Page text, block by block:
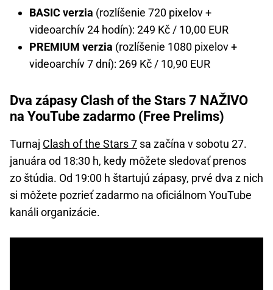
BASIC verzia (rozlíšenie 720 pixelov +
videoarchív 24 hodín): 249 Kč / 10,00 EUR
PREMIUM verzia (rozlíšenie 1080 pixelov +
videoarchív 7 dní): 269 Kč / 10,90 EUR
Dva zápasy Clash of the Stars 7 NAŽIVO
na YouTube zadarmo (Free Prelims)
Turnaj Clash of the Stars 7 sa začína v sobotu 27.
januára od 18:30 h, kedy môžete sledovať prenos
zo štúdia. Od 19:00 h štartujú zápasy, prvé dva z nich
si môžete pozrieť zadarmo na oficiálnom YouTube
kanáli organizácie.